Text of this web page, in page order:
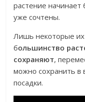
растение начинает
уже сочтены.
Лишь некоторые
большинство
сохраняют,
можно сохранить
посадки.